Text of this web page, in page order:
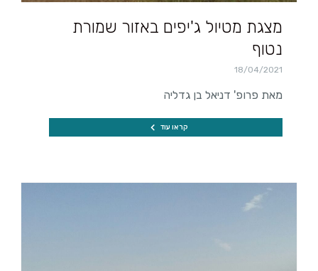
מצגת מטיול ג'יפים באזור שמורת
נטוף
18/04/2021
מאת פרופ' דניאל בן גדליה
קראו עוד